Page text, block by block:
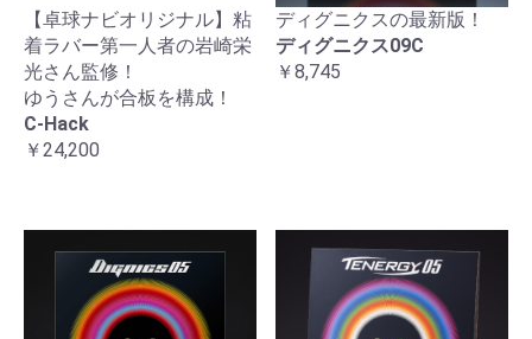
【卓球ナビオリジナル】粘
着ラバー第一人者の岩崎栄
光さん監修！
ゆうさんが合板を構成！
C-Hack
￥24,200
ディグニクスの最新版！
ディグニクス09C
￥8,745